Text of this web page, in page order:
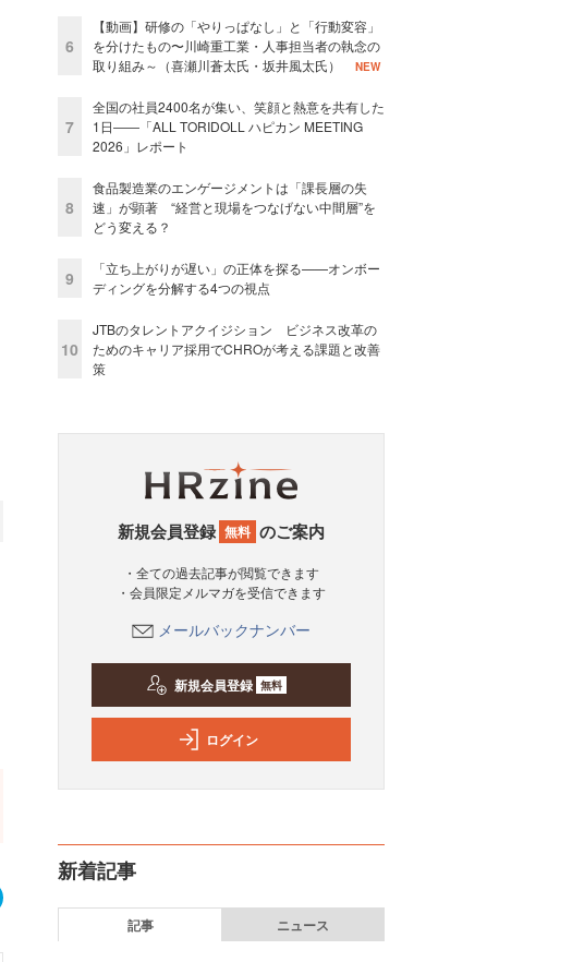
6
【動画】研修の「やりっぱなし」と「行動変容」
を分けたもの〜川崎重工業・人事担当者の執念の
取り組み～（喜瀬川蒼太氏・坂井風太氏）
NEW
7
全国の社員2400名が集い、笑顔と熱意を共有した
1日――「ALL TORIDOLL ハピカン MEETING
2026」レポート
8
食品製造業のエンゲージメントは「課長層の失
速」が顕著 “経営と現場をつなげない中間層”を
どう変える？
9
「立ち上がりが遅い」の正体を探る——オンボー
ディングを分解する4つの視点
10
JTBのタレントアクイジション ビジネス改革の
ためのキャリア採用でCHROが考える課題と改善
策
新規会員登録 無料 のご案内
・全ての過去記事が閲覧できます
・会員限定メルマガを受信できます
メールバックナンバー
新規会員登録 無料
ログイン
新着記事
記事 ニュース